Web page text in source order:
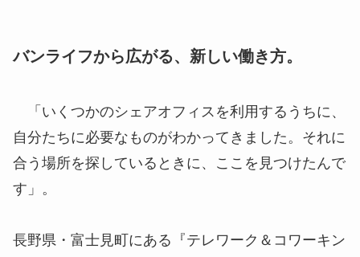
バンライフから広がる、新しい働き方。
「いくつかのシェアオフィスを利用するうちに、
自分たちに必要なものがわかってきました。それに
合う場所を探しているときに、ここを見つけたんで
す」。
長野県・富士見町にある『テレワーク＆コワーキン